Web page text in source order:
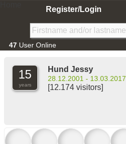
Register/Login
47 User Online
15
years
Hund Jessy
28.12.2001 - 13.03.2017
[12.174 visitors]